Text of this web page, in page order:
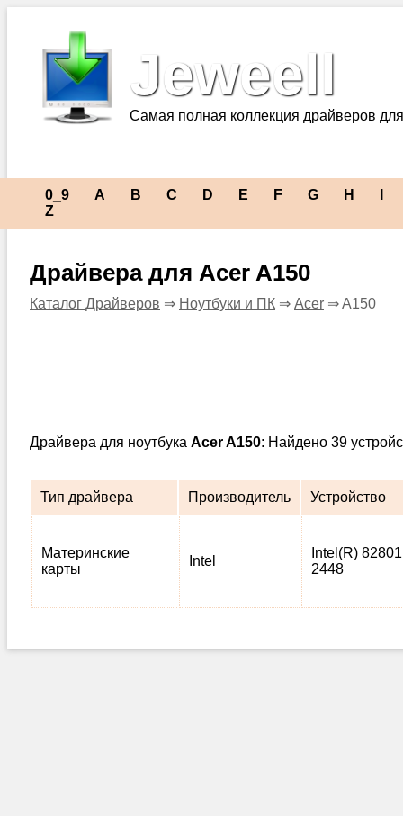
Jeweell
Самая полная коллекция драйверов
0_9 A B C D E F G H
Z
Драйвера для Acer A150
Каталог Драйверов ⇒ Ноутбуки и ПК ⇒ Acer ⇒ A150
Драйвера для ноутбука Acer A150: Найдено 39
Тип драйвера Производитель Устройство
Материнские
карты
Intel
Intel(R)
2448